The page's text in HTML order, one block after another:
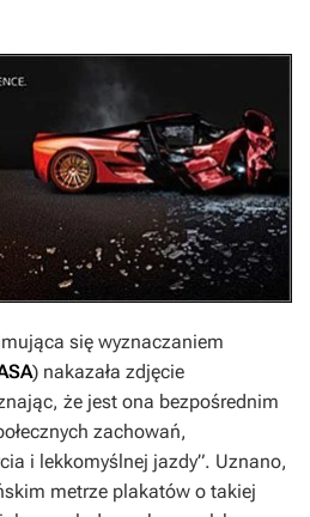
się wyznaczaniem
) nakazała zdjęcie
że jest ona bezpośrednim
zachowań,
i lekkomyślnej jazdy”. Uznano,
metrze plakatów o takiej